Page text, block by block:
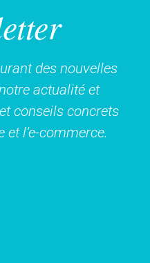
des nouvelles
actualité et
conseils concrets
et l’e-commerce.